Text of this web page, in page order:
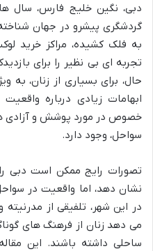
دبی، نگین خلیج فارس، سال
گردشگری پیشرو در جهان
به فلک کشیده، مراکز خرید
تجربه ای بی نظیر را برای
حال، برای بسیاری از زنان، به
ابهامات زیادی درباره
خصوص در مورد پوشش و آزادی
سواحل، وجود دارد.
تصورات رایج ممکن است دبی
نشان دهد، اما واقعیت در
در این شهر، تلفیقی از
می دهد زنان از فرهنگ های
ساحلی داشته باشند. این